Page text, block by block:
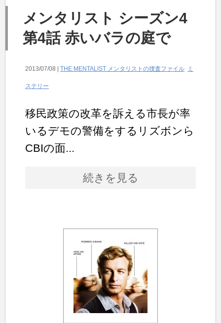
メンタリスト シーズン4
第4話 赤いバラの庭で
2013/07/08 | THE MENTALIST メンタリストの捜査ファイル ミ
ステリー
移民政策の改革を訴える市長が率
いるデモの警備をするリズボンら
CBIの面...
続きを見る